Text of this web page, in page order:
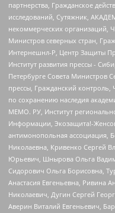
партнерства, Гражданское
исследований, Сутяжник,
некоммерческих организаций,
Министров северных стран,
Интернешнл-Р, Центр Защиты
Институт развития прессы -
Петербурге Совета Министров
прессы, Гражданский
по сохранению наследия
МЕМО. РУ, Институт
Информации, Экозащита!-
антимонопольная ассоциация,
Николаевна, Кривенко Сергей
Юрьевич, Шнырова Ольга
Сидорович Ольга Борисовна,
Анастасия Евгеньевна, Ривина
Николаевич, Дугин Сергей
Аверин Виталий Евгеньевич,